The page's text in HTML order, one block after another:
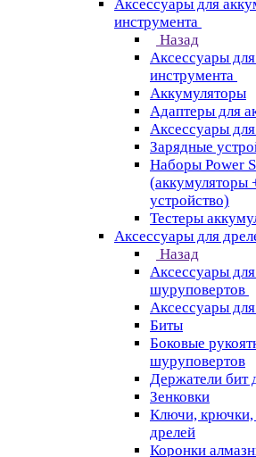
Аксессуары для
инструмента
Назад
Аксессуары
инструмента
Aккумуляторы
Адаптеры для
Аксессуары
Зарядные
Наборы Power
(аккумуляторы
устройство)
Тестеры
Аксессуары для
Назад
Аксессуары
шуруповертов
Аксессуары
Биты
Боковые
шуруповертов
Держатели бит
Зенковки
Ключи, крючки,
дрелей
Коронки